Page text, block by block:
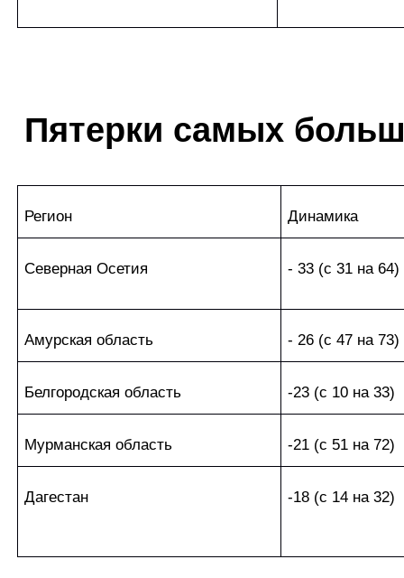
Пятерки самых
Регион Динамика
Северная Осетия - 33 (с 31 на 64)
Амурская область - 26 (с 47 на 73)
Белгородская область -23 (с 10 на 33)
Мурманская область -21 (с 51 на 72)
Дагестан -18 (с 14 на 32)